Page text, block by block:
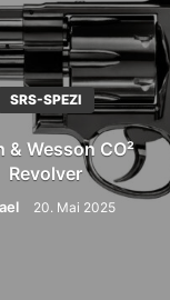
SRS-SPEZI
& Wesson CO²
Revolver
20. Mai 2025